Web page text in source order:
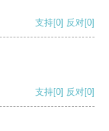
支持[0] 反对[0]
支持[0] 反对[0]